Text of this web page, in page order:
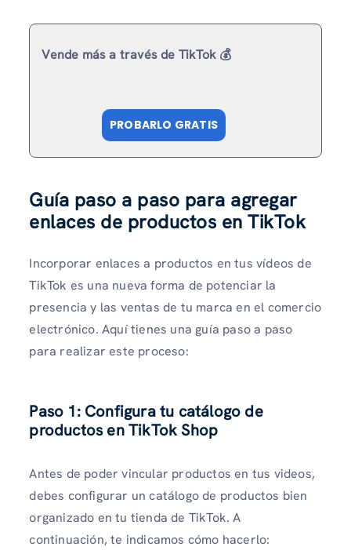
Vende más a través de TikTok 💰
PROBARLO GRATIS
Guía paso a paso para agregar
enlaces de productos en TikTok
Incorporar enlaces a productos en tus vídeos de
TikTok es una nueva forma de potenciar la
presencia y las ventas de tu marca en el comercio
electrónico. Aquí tienes una guía paso a paso
para realizar este proceso:
Paso 1: Configura tu catálogo de
productos en TikTok Shop
Antes de poder vincular productos en tus videos,
debes configurar un catálogo de productos bien
organizado en tu tienda de TikTok. A
continuación, te indicamos cómo hacerlo: